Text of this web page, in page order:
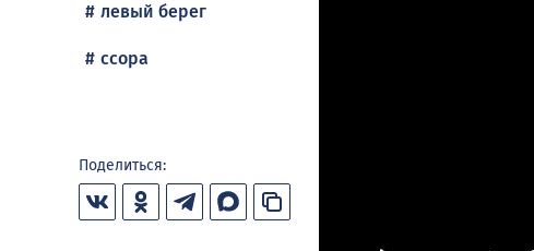
левый берег
ссора
Поделиться: